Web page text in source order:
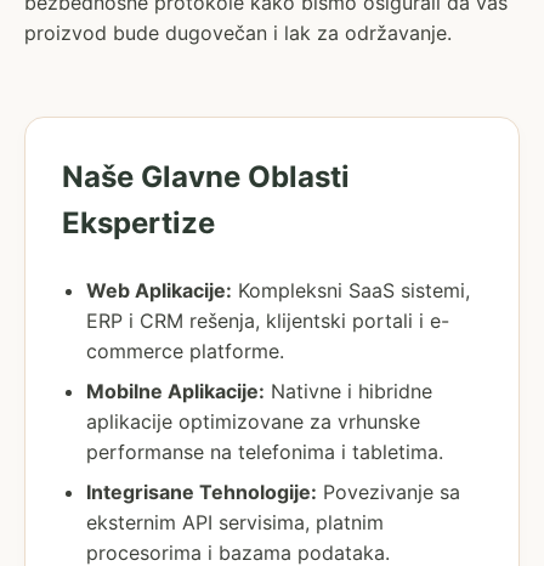
proizvod bude dugovečan i lak za održavanje.
Naše Glavne Oblasti
Ekspertize
Web Aplikacije: Kompleksni SaaS sistemi,
ERP i CRM rešenja, klijentski portali i e-
commerce platforme.
Mobilne Aplikacije: Nativne i hibridne
aplikacije optimizovane za vrhunske
performanse na telefonima i tabletima.
Integrisane Tehnologije: Povezivanje sa
eksternim API servisima, platnim
procesorima i bazama podataka.